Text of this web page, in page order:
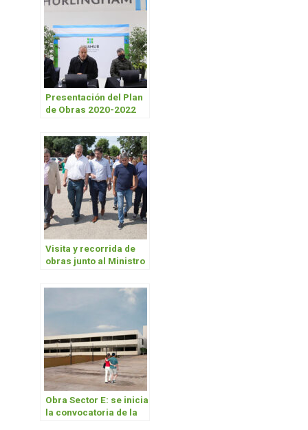
Presentación del Plan
de Obras 2020-2022
Visita y recorrida de
obras junto al Ministro
Secretario de Políticas
Obra Sector E: se inicia
la convocatoria de la